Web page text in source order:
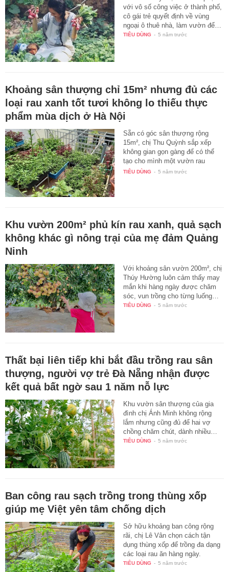
với vô số công việc ở thành phố,
cô gái trẻ quyết định về vùng
ngoại ô thuê nhà, làm vườn để…
TIÊU DÙNG - 5 năm trước
Khoảng sân thượng chỉ 15m² nhưng đủ các
loại rau xanh tốt tươi không lo thiếu thực
phẩm mùa dịch ở Hà Nội
Sẵn có góc sân thượng rộng
15m², chị Thu Quỳnh sắp xếp
không gian gọn gàng để có thể
tạo cho mình một vườn rau
mini…
TIÊU DÙNG - 5 năm trước
Khu vườn 200m² phủ kín rau xanh, quả sạch
không khác gì nông trại của mẹ đảm Quảng
Ninh
Với khoảng sân vườn 200m², chị
Thúy Hường luôn cảm thấy may
mắn khi hàng ngày được chăm
sóc, vun trồng cho từng luống…
TIÊU DÙNG - 5 năm trước
Thất bại liên tiếp khi bắt đầu trồng rau sân
thượng, người vợ trẻ Đà Nẵng nhận được
kết quả bất ngờ sau 1 năm nỗ lực
Khu vườn sân thượng của gia
đình chị Ánh Minh không rộng
lắm nhưng cũng đủ để hai vợ
chồng chăm chút, dành nhiều…
TIÊU DÙNG - 5 năm trước
Ban công rau sạch trồng trong thùng xốp
giúp mẹ Việt yên tâm chống dịch
Sở hữu khoảng ban công rộng
rãi, chị Lê Vân chọn cách tận
dụng thùng xốp để trồng đa dạng
các loại rau ăn hàng ngày.
TIÊU DÙNG - 5 năm trước